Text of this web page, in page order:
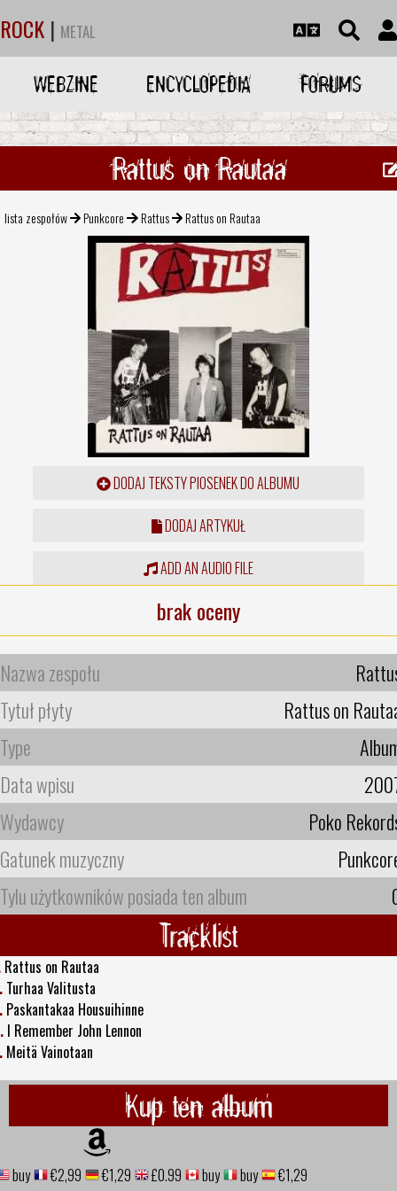
ROCK | METAL
WEBZINE ENCYCLOPEDIA FORUMS
Rattus on Rautaa
lista zespołów Punkcore Rattus Rattus on Rautaa
DODAJ TEKSTY PIOSENEK DO ALBUMU
DODAJ ARTYKUŁ
ADD AN AUDIO FILE
brak oceny
Nazwa zespołu
Tytuł płyty
Rattus on
Type
Data wpisu
Wydawcy
Poko
Gatunek muzyczny
Tylu użytkowników posiada ten album
Tracklist
Rattus on Rautaa
Turhaa Valitusta
Paskantakaa Housuihinne
I Remember John Lennon
Meitä Vainotaan
Kup ten album
buy €2,99 €1,29 £0.99 buy buy €1,29